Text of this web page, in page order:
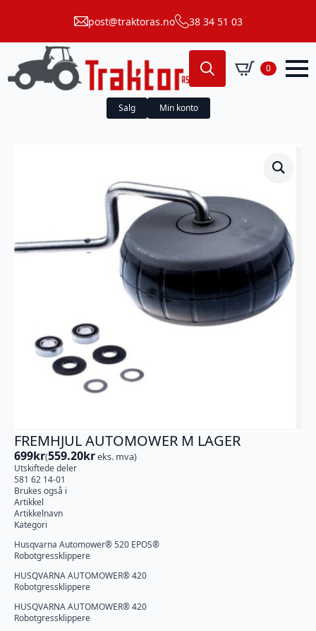
post@traktoras.no 38 34 51 03
Search
for:
0
Salg Min konto
FREMHJUL AUTOMOWER M LAGER
699kr(559.20kreks. mva)
Utskiftede deler
581 62 14-01
Brukes også i
Artikkel
Artikkelnavn
Kategori
Husqvarna Automower® 520 EPOS®
Robotgressklippere
HUSQVARNA AUTOMOWER® 420
Robotgressklippere
HUSQVARNA AUTOMOWER® 420
Robotgressklippere